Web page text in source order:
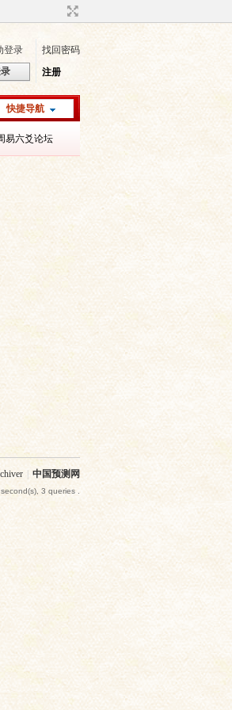
登录
找回密码
注册
快捷导航
易六爻论坛
每日一理65
中国预测网
3 queries .